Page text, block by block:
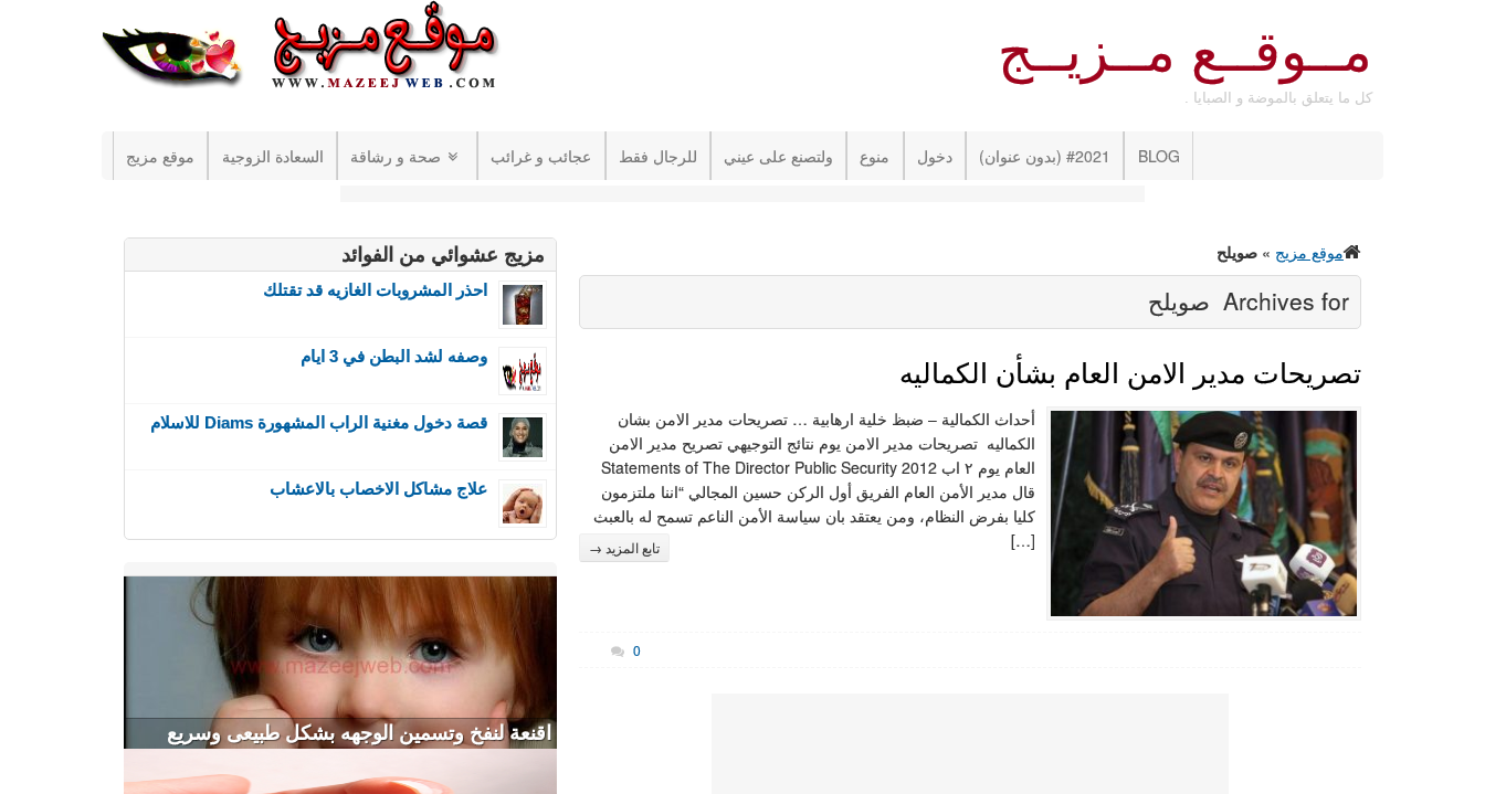
مــوقــع مــزيــج
كل ما يتعلق بالموضة و الصبايا .
موقع مزيج السعادة الزوجية صحة و رشاقة عجائب و غرائب للرجال فقط ولتصنع على عيني منوع دخول #2021 (بدون عنوان) BLOG
موقع مزيج » صويلح
Archives for صويلح
تصريحات مدير الامن العام بشأن الكماليه
أحداث الكمالية – ضبظ خلية ارهابية … تصريحات مدير الامن بشان
الكماليه تصريحات مدير الامن يوم نتائج التوجيهي تصريح مدير الامن
العام يوم ٢ اب 2012 Statements of The Director Public Security
قال مدير الأمن العام الفريق أول الركن حسين المجالي “اننا ملتزمون
كليا بفرض النظام، ومن يعتقد بان سياسة الأمن الناعم تسمح له بالعبث
[…]
تابع المزيد →
0
مزيج عشوائي من الفوائد
احذر المشروبات الغازيه قد تقتلك
وصفه لشد البطن في 3 ايام
قصة دخول مغنية الراب المشهورة Diams للاسلام
علاج مشاكل الاخصاب بالاعشاب
اقنعة لنفخ وتسمين الوجهه بشكل طبيعى وسريع